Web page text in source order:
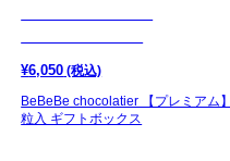
¥6,050 (税込)
BeBeBe chocolatier 【プレミアム
粒入 ギフトボックス